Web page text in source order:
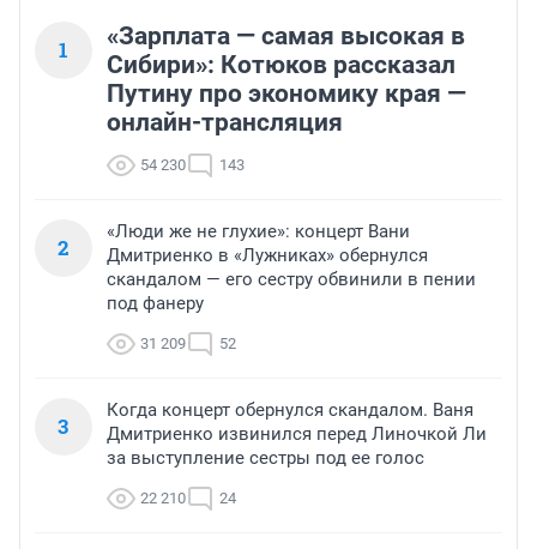
1
«Зарплата — самая высокая в
Сибири»: Котюков рассказал
Путину про экономику края —
онлайн-трансляция
54 230 143
2
«Люди же не глухие»: концерт Вани
Дмитриенко в «Лужниках» обернулся
скандалом — его сестру обвинили в пении
под фанеру
31 209 52
3
Когда концерт обернулся скандалом. Ваня
Дмитриенко извинился перед Линочкой Ли
за выступление сестры под ее голос
22 210 24